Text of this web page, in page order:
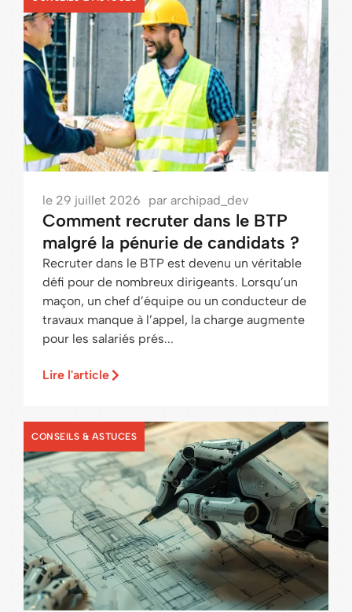
le 29 juillet 2026 par archipad_dev
Comment recruter dans le BTP
malgré la pénurie de candidats ?
Recruter dans le BTP est devenu un véritable
défi pour de nombreux dirigeants. Lorsqu’un
maçon, un chef d’équipe ou un conducteur de
travaux manque à l’appel, la charge augmente
pour les salariés prés...
Lire l'article
CONSEILS & ASTUCES